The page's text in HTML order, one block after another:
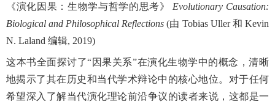
《演化因果：生物学与哲学的思考》 Evolutionary Causation:
Biological and Philosophical Reflections (由 Tobias Uller和Kevin
N. Laland 编辑, 2019)
这本书全面探讨了“因果关系”在演化生物学中的概念，清晰
地揭示了其在历史和当代学术辩论中的核心地位。对于任何
希望深入了解当代演化理论前沿争议的读者来说，这都是一